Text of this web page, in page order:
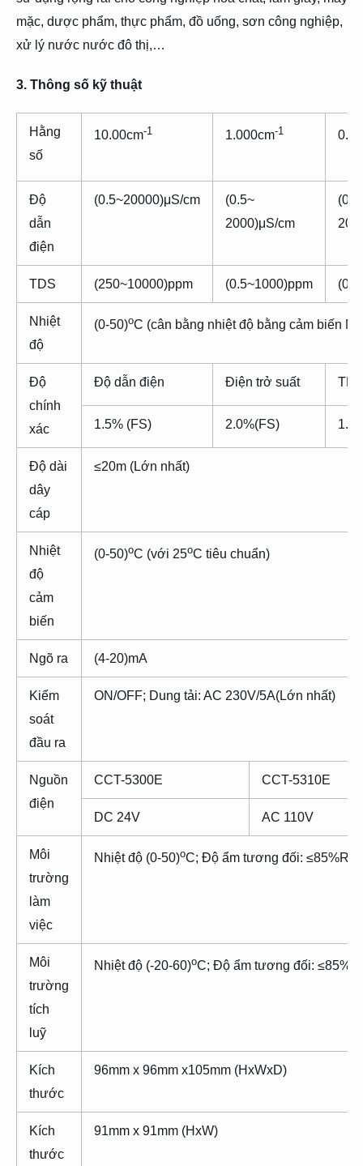
mặc, dược phẩm, thực phẩm, đồ uống, sơn công nghiệp,
xử lý nước nước đô thị,…
3. Thông số kỹ thuật
Hằng
số
10.00cm-1 1.000cm-1
Độ
dẫn
điện
(0.5~20000)μS/cm
(0.5~
2000)μS/cm
TDS (250~10000)ppm (0.5~1000)ppm
Nhiệt
độ
(0-50)oC (cân bằng nhiệt độ bằng cảm biến
Độ
chính
xác
Độ dẫn điện Điện trở suất
1.5% (FS) 2.0%(FS)
Độ dài
dây
cáp
≤20m (Lớn nhất)
Nhiệt
độ
cảm
biến
(0-50)oC (với 25oC tiêu chuẩn)
Ngõ ra (4-20)mA
Kiểm
soát
đầu ra
ON/OFF; Dung tải: AC 230V/5A(Lớn nhất)
Nguồn
điện
CCT-5300E CCT-5310E
DC 24V AC 110V
Môi
trường
làm
việc
Nhiệt độ (0-50)oC; Độ ẩm tương đối: ≤85%RH
Môi
trường
tích
luỹ
Nhiệt độ (-20-60)oC; Độ ẩm tương đối:
Kích
thước
96mm x 96mm x105mm (HxWxD)
Kích
thước
91mm x 91mm (HxW)